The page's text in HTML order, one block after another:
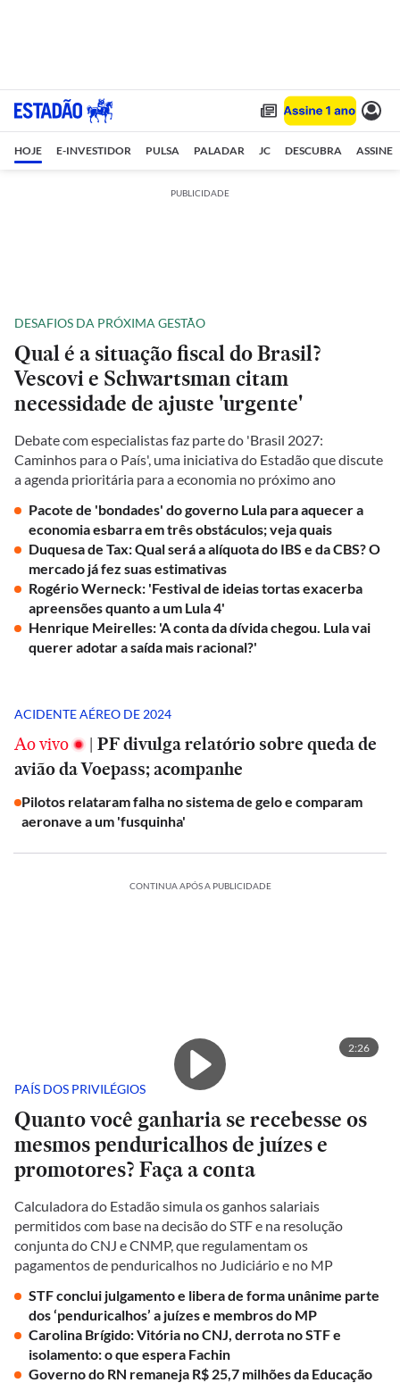
HOJE E-INVESTIDOR PULSA PALADAR JC DESCUBRA ASSINE
PUBLICIDADE
DESAFIOS DA PRÓXIMA GESTÃO
Qual é a situação fiscal do Brasil?
Vescovi e Schwartsman citam
necessidade de ajuste 'urgente'
Debate com especialistas faz parte do 'Brasil 2027:
Caminhos para o País', uma iniciativa do Estadão que discute
a agenda prioritária para a economia no próximo ano
Pacote de 'bondades' do governo Lula para aquecer a
economia esbarra em três obstáculos; veja quais
Duquesa de Tax: Qual será a alíquota do IBS e da CBS? O
mercado já fez suas estimativas
Rogério Werneck: 'Festival de ideias tortas exacerba
apreensões quanto a um Lula 4'
Henrique Meirelles: 'A conta da dívida chegou. Lula vai
querer adotar a saída mais racional?'
ACIDENTE AÉREO DE 2024
Ao vivo | PF divulga relatório sobre queda de
avião da Voepass; acompanhe
Pilotos relataram falha no sistema de gelo e comparam
aeronave a um 'fusquinha'
CONTINUA APÓS A PUBLICIDADE
2:26
PAÍS DOS PRIVILÉGIOS
Quanto você ganharia se recebesse os
mesmos penduricalhos de juízes e
promotores? Faça a conta
Calculadora do Estadão simula os ganhos salariais
permitidos com base na decisão do STF e na resolução
conjunta do CNJ e CNMP, que regulamentam os
pagamentos de penduricalhos no Judiciário e no MP
STF conclui julgamento e libera de forma unânime parte
dos ‘penduricalhos’ a juízes e membros do MP
Carolina Brígido: Vitória no CNJ, derrota no STF e
isolamento: o que espera Fachin
Governo do RN remaneja R$ 25,7 milhões da Educação